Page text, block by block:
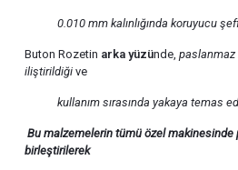
0.010 mm kalınlığındakoruyucu
Buton Rozetin arka yüzünde,paslanmaz
iliştirildiği ve
kullanım sırasında yakaya temas
Bu malzemelerin tümü özel
birleştirilerek